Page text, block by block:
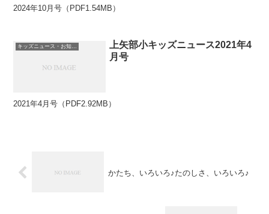
2024年10月号（PDF1.54MB）
キッズニュース・お知らせ
上矢部小キッズニュース2021年4
月号
2021年4月号（PDF2.92MB）
かたち、いろいろ♪たのしさ、いろいろ♪